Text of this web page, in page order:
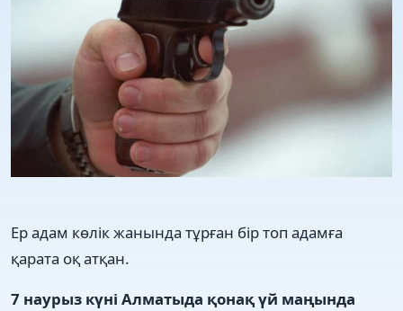
Ер адам көлік жанында тұрған бір топ адамға
қарата оқ атқан.
7 наурыз күні Алматыда қонақ үй маңында